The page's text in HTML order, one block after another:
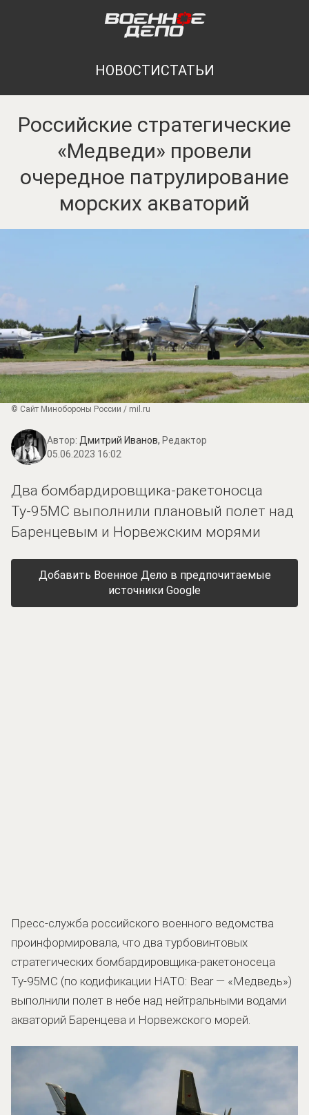
НОВОСТИСТАТЬИ
Российские стратегические
«Медведи» провели
очередное патрулирование
морских акваторий
© Сайт Минобороны России / mil.ru
Автор: Дмитрий Иванов, Редактор
05.06.2023 16:02
Два бомбардировщика-ракетоносца
Ту-95МС выполнили плановый полет над
Баренцевым и Норвежским морями
Добавить Военное Дело в предпочитаемые
источники Google
Пресс-служба российского военного ведомства
проинформировала, что два турбовинтовых
стратегических бомбардировщика-ракетоносеца
Ту-95МС (по кодификации НАТО: Bear — «Медведь»)
выполнили полет в небе над нейтральными водами
акваторий Баренцева и Норвежского морей.